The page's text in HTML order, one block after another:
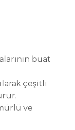
buat
çeşitli
ve